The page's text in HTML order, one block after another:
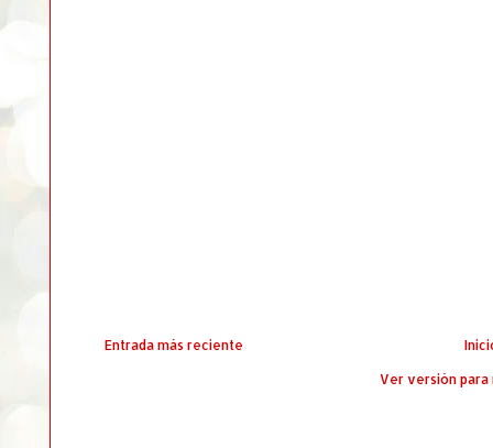
Entrada más reciente
Ver versión